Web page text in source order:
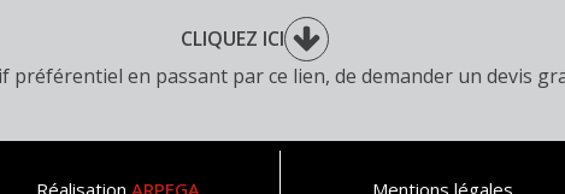
CLIQUEZ ICI
en passant par ce lien, de demander un devis